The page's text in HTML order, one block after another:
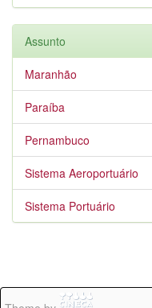
Assunto
Maranhão
Paraíba
Pernambuco
Sistema Aeroportuário
Sistema Portuário